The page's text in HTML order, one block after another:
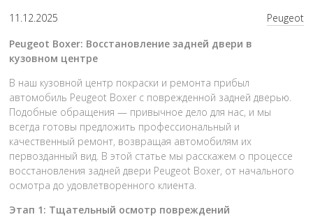
11.12.2025
Peugeot
Peugeot Boxer: Восстановление задней двери в
кузовном центре
В наш кузовной центр покраски и ремонта прибыл
автомобиль Peugeot Boxer с поврежденной задней дверью.
Подобные обращения — привычное дело для нас, и мы
всегда готовы предложить профессиональный и
качественный ремонт, возвращая автомобилям их
первозданный вид. В этой статье мы расскажем о процессе
восстановления задней двери Peugeot Boxer, от начального
осмотра до удовлетворенного клиента.
Этап 1: Тщательный осмотр повреждений